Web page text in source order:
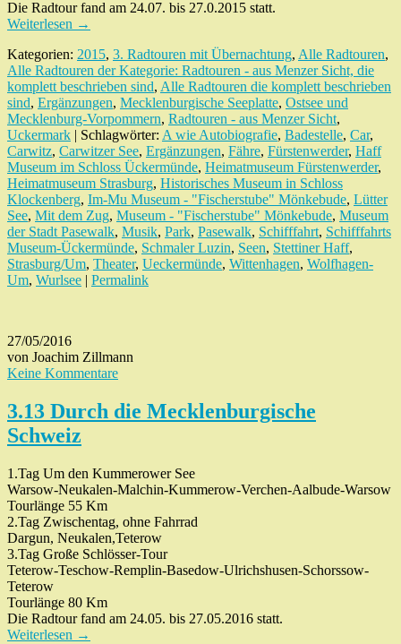
Die Radtour fand am 24.07. bis 27.0.2015 statt.
Weiterlesen →
Kategorien: 2015, 3. Radtouren mit Übernachtung, Alle Radtouren,
Alle Radtouren der Kategorie: Radtouren - aus Menzer Sicht, die
komplett beschrieben sind, Alle Radtouren die komplett beschrieben
sind, Ergänzungen, Mecklenburgische Seeplatte, Ostsee und
Mecklenburg-Vorpommern, Radtouren - aus Menzer Sicht,
Uckermark | Schlagwörter: A wie Autobiografie, Badestelle, Car,
Carwitz, Carwitzer See, Ergänzungen, Fähre, Fürstenwerder, Haff
Museum im Schloss Ückermünde, Heimatmuseum Fürstenwerder,
Heimatmuseum Strasburg, Historisches Museum in Schloss
Klockenberg, Im-Mu Museum - "Fischerstube" Mönkebude, Lütter
See, Mit dem Zug, Museum - "Fischerstube" Mönkebude, Museum
der Stadt Pasewalk, Musik, Park, Pasewalk, Schifffahrt, Schifffahrts
Museum-Ückermünde, Schmaler Luzin, Seen, Stettiner Haff,
Strasburg/Um, Theater, Ueckermünde, Wittenhagen, Wolfhagen-
Um, Wurlsee | Permalink
27/05/2016
von Joachim Zillmann
Keine Kommentare
3.13 Durch die Mecklenburgische
Schweiz
1.Tag Um den Kummerower See
Warsow-Neukalen-Malchin-Kummerow-Verchen-Aalbude-Warsow
Tourlänge 55 Km
2.Tag Zwischentag, ohne Fahrrad
Dargun, Neukalen,Teterow
3.Tag Große Schlösser-Tour
Teterow-Teschow-Remplin-Basedow-Ulrichshusen-Schorssow-
Teterow
Tourlänge 80 Km
Die Radtour fand am 24.05. bis 27.05.2016 statt.
Weiterlesen →